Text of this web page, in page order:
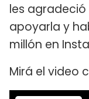
les
apoyarla y
millón en
Mirá el video